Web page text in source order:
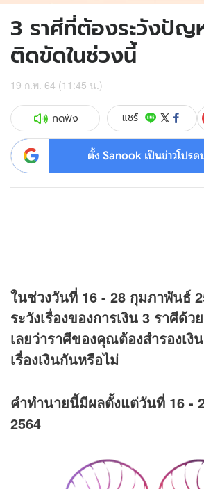
3 ราศีที่ต้องระวังปัญ
ติดขัดในช่วงนี้
19 ก.พ. 64 (11:45 น.)
กดฟัง แชร์
ตั้ง Sanook เป็นข่าวโปร
ในช่วงวันที่ 16 - 28 กุมภาพันธ์
ระวังเรื่องของการเงิน 3 ราศีด้
เลยว่าราศีของคุณต้องสำรองเงิ
เรื่องเงินกันหรือไม่
คำทำนายนี้มีผลตั้งแต่วันที่ 16 -
2564